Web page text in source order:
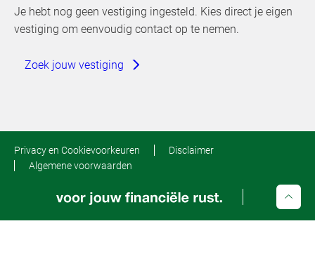
Je hebt nog geen vestiging ingesteld. Kies direct je eigen
vestiging om eenvoudig contact op te nemen.
Zoek jouw vestiging
Privacy en Cookievoorkeuren
Disclaimer
Algemene voorwaarden